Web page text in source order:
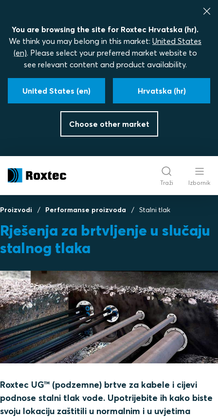
You are browsing the site for Roxtec Hrvatska (hr).
We think you may belong in this market: United States
(en). Please select your preferred market website to
see relevant content and product availability.
United States (en) Hrvatska (hr)
Choose other market
Traži Izbornik
Proizvodi Performanse proizvoda Stalni tlak
Rješenja za brtvljenje u slučaju
stalnog tlaka
Roxtec UG™ (podzemne) brtve za kabele i cijevi
podnose stalni tlak vode. Upotrijebite ih kako biste
svoju lokaciju zaštitili u normalnim i u uvjetima